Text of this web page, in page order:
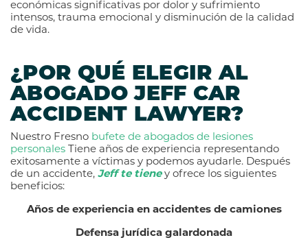
económicas significativas por dolor y sufrimiento
intensos, trauma emocional y disminución de la calidad
de vida.
¿POR QUÉ ELEGIR AL
ABOGADO JEFF CAR
ACCIDENT LAWYER?
Nuestro Fresno bufete de abogados de lesiones
personales Tiene años de experiencia representando
exitosamente a víctimas y podemos ayudarle. Después
de un accidente, Jeff te tieney ofrece los siguientes
beneficios:
Años de experiencia en accidentes de camiones
Defensa jurídica galardonada